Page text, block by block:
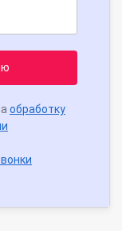
обработку